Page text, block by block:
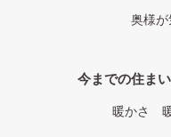
奥様が
今までの住ま
暖かさ